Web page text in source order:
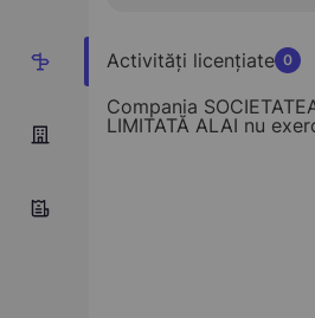
2
Activități licențiate 0
Compania
LIMITATĂ ALAI nu